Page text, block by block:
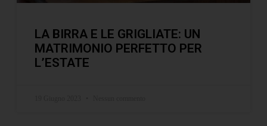
LA BIRRA E LE GRIGLIATE: UN
MATRIMONIO PERFETTO PER
L’ESTATE